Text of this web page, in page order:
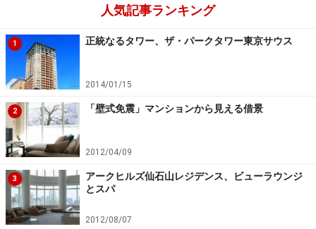
人気記事ランキング
1 正統なるタワー、ザ・パークタワー東京サウス
2014/01/15
2 「壁式免震」マンションから見える借景
2012/04/09
3
アークヒルズ仙石山レジデンス、ビューラウンジ
とスパ
2012/08/07